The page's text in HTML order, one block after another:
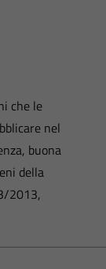
che le
nel
buona
della
2013,